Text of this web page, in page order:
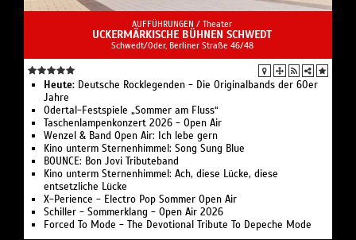
AUFFÜHRUNGEN / Theater
UCKERMÄRKISCHE BÜHNEN SCHWEDT
Schwedt/Oder, Berliner Straße 46/48
Heute: Deutsche Rocklegenden - Die Originalbands der 60er
Jahre
Odertal-Festspiele „Sommer am Fluss“
Taschenlampenkonzert 2026 - Open Air
Wenzel & Band Open Air: Ich lebe gern
Kino unterm Sternenhimmel: Song Sung Blue
BOUNCE: Bon Jovi Tributeband
Kino unterm Sternenhimmel: Ach, diese Lücke, diese
entsetzliche Lücke
X-Perience - Electro Pop Sommer Open Air
Schiller - Sommerklang - Open Air 2026
Forced To Mode - The Devotional Tribute To Depeche Mode